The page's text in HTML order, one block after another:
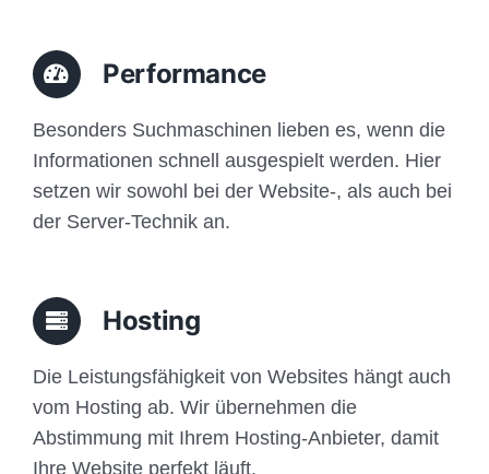
Performance
Besonders Suchmaschinen lieben es, wenn die
Informationen schnell ausgespielt werden. Hier
setzen wir sowohl bei der Website-, als auch bei
der Server-Technik an.
Hosting
Die Leistungsfähigkeit von Websites hängt auch
vom Hosting ab. Wir übernehmen die
Abstimmung mit Ihrem Hosting-Anbieter, damit
Ihre Website perfekt läuft.